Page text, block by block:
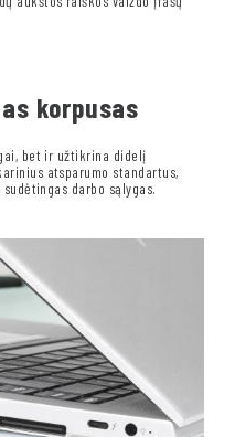
korpusas
bet ir užtikrina didelį
atsparumo standartus,
darbo sąlygas.